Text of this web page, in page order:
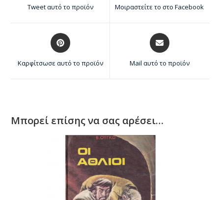
Tweet αυτό το προϊόν Μοιραστείτε το στο Facebook
Καρφίτσωσε αυτό το προϊόν Mail αυτό το προϊόν
Μπορεί επίσης να σας αρέσει…